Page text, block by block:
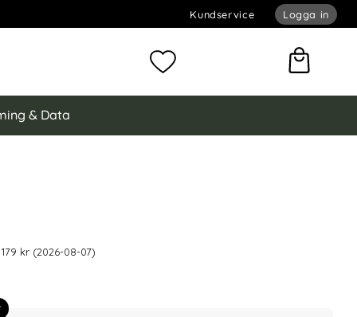
Kundservice Logga in
sökning Mina favoriter
& Data
CH MagSafe Transparent/Ljus Blå som favorit
iPhone 14 Plus Skal CH MagSafe Transparent/Ljus Blå
nedsatt med
kr (2026-08-07)